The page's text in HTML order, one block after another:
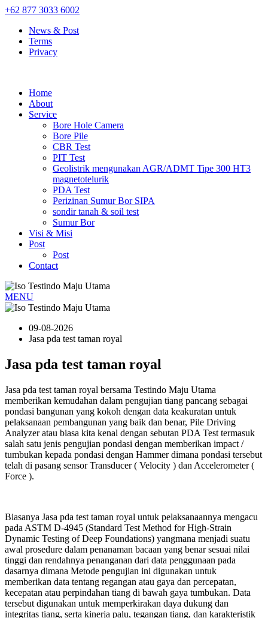
+62 877 3033 6002
News & Post
Terms
Privacy
Home
About
Service
Bore Hole Camera
Bore Pile
CBR Test
PIT Test
Geolistrik mengunakan AGR/ADMT Tipe 300 HT3
magnetotelurik
PDA Test
Perizinan Sumur Bor SIPA
sondir tanah & soil test
Sumur Bor
Visi & Misi
Post
Post
Contact
MENU
09-08-2026
Jasa pda test taman royal
Jasa pda test taman royal
Jasa pda test taman royal bersama Testindo Maju Utama
memberikan kemudahan dalam pengujian tiang pancang sebagai
pondasi bangunan yang kokoh dengan data keakuratan untuk
pelaksanaan pembangunan yang baik dan benar, Pile Driving
Analyzer atau biasa kita kenal dengan sebutan PDA Test termasuk
salah satu jenis pengujian pondasi dengan memberikan impact /
tumbukan kepada pondasi dengan Hammer dimana pondasi tersebut
telah di pasang sensor Transducer ( Velocity ) dan Accelerometer (
Force ).
Biasanya Jasa pda test taman royal untuk pelaksanaannya mengacu
pada ASTM D-4945 (Standard Test Method for High-Strain
Dynamic Testing of Deep Foundations) yangmana menjadi suatu
awal prosedure dalam penanaman bacaan yang benar sesuai nilai
tinggi dan rendahnya penanganan dari data penggunaan pada
dasarnya dimana Metode pengujian ini digunakan untuk
memberikan data tentang regangan atau gaya dan percepatan,
kecepatan atau perpindahan tiang di bawah gaya tumbukan. Data
tersebut digunakan untuk memperkirakan daya dukung dan
integritas tiang, serta kinerja palu, tegangan tiang, dan karakteristik